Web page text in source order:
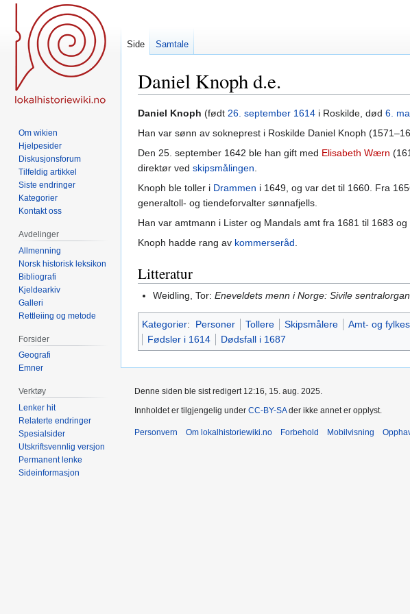
Daniel Knoph d.e.
Hopp
til
Hopp
til
Daniel Knoph (født 26. september 1614 i Roskilde, død 6.
Han var sønn av sokneprest i Roskilde Daniel Knoph
Den 25. september 1642 ble han gift med Elisabeth Wærn
direktør ved skipsmålingen.
Knoph ble toller i Drammen i 1649, og var det til 1660. Fra
generaltoll- og tiendeforvalter sønnafjells.
Han var amtmann i Lister og Mandals amt fra 1681 til 1683
Knoph hadde rang av kommerseråd.
Litteratur
Weidling, Tor:Eneveldets menn i Norge: Sivile
Kategorier: Personer Tollere Skipsmålere Amt- og
Fødsler i 1614
Dødsfall i 1687
Side Samtale
Om wikien
Hjelpesider
Diskusjonsforum
Tilfeldig artikkel
Siste endringer
Kategorier
Kontakt oss
Avdelinger
Allmenning
Norsk historisk leksikon
Bibliografi
Kjeldearkiv
Galleri
Rettleiing og metode
Forsider
Geografi
Emner
Verktøy
Lenker hit
Relaterte endringer
Spesialsider
Utskriftsvennlig versjon
Permanent lenke
Sideinformasjon
Denne siden ble sist redigert 12:16, 15. aug. 2025.
Innholdet er tilgjengelig under CC-BY-SAder ikke annet er opplyst.
Personvern Om lokalhistoriewiki.no Forbehold Mobilvisning